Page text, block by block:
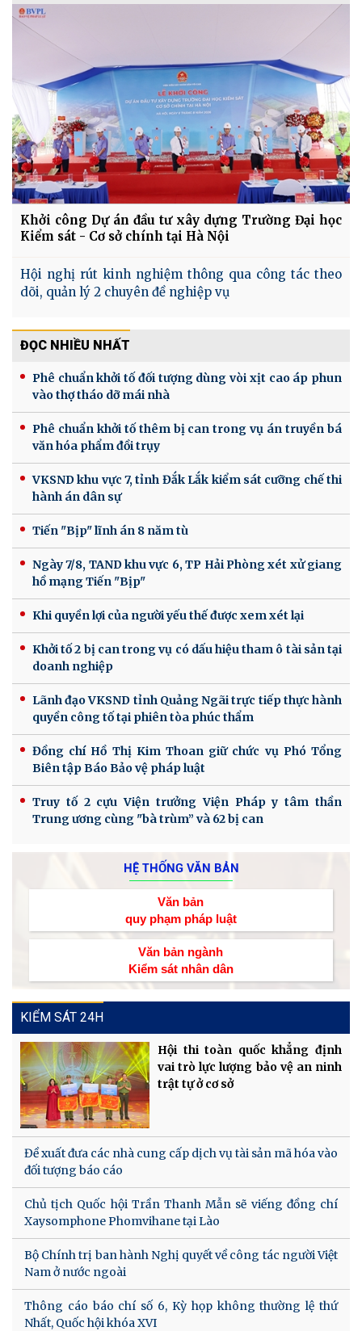
Khởi công Dự án đầu tư xây dựng Trường Đại học
Kiểm sát - Cơ sở chính tại Hà Nội
Hội nghị rút kinh nghiệm thông qua công tác theo
dõi, quản lý 2 chuyên đề nghiệp vụ
ĐỌC NHIỀU NHẤT
Phê chuẩn khởi tố đối tượng dùng vòi xịt cao áp phun
vào thợ tháo dỡ mái nhà
Phê chuẩn khởi tố thêm bị can trong vụ án truyền bá
văn hóa phẩm đồi trụy
VKSND khu vực 7, tỉnh Đắk Lắk kiểm sát cưỡng chế thi
hành án dân sự
Tiến "Bịp" lĩnh án 8 năm tù
Ngày 7/8, TAND khu vực 6, TP Hải Phòng xét xử giang
hồ mạng Tiến "Bịp"
Khi quyền lợi của người yếu thế được xem xét lại
Khởi tố 2 bị can trong vụ có dấu hiệu tham ô tài sản tại
doanh nghiệp
Lãnh đạo VKSND tỉnh Quảng Ngãi trực tiếp thực hành
quyền công tố tại phiên tòa phúc thẩm
Đồng chí Hồ Thị Kim Thoan giữ chức vụ Phó Tổng
Biên tập Báo Bảo vệ pháp luật
Truy tố 2 cựu Viện trưởng Viện Pháp y tâm thần
Trung ương cùng "bà trùm” và 62 bị can
HỆ THỐNG VĂN BẢN
Văn bản
quy phạm pháp luật
Văn bản ngành
Kiểm sát nhân dân
KIỂM SÁT 24H
Hội thi toàn quốc khẳng định
vai trò lực lượng bảo vệ an ninh
trật tự ở cơ sở
Đề xuất đưa các nhà cung cấp dịch vụ tài sản mã hóa vào
đối tượng báo cáo
Chủ tịch Quốc hội Trần Thanh Mẫn sẽ viếng đồng chí
Xaysomphone Phomvihane tại Lào
Bộ Chính trị ban hành Nghị quyết về công tác người Việt
Nam ở nước ngoài
Thông cáo báo chí số 6, Kỳ họp không thường lệ thứ
Nhất, Quốc hội khóa XVI